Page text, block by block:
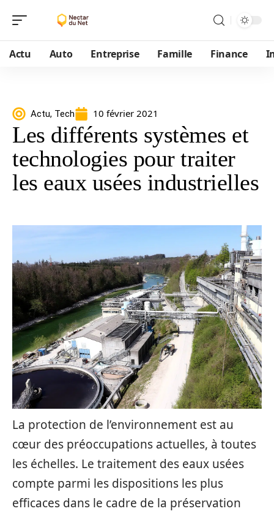
Actu Auto Entreprise Famille Finance
Actu, Tech 10 février 2021
Les différents systèmes et
technologies pour traiter
les eaux usées industrielles
La protection de l’environnement est au
cœur des préoccupations actuelles, à toutes
les échelles. Le traitement des eaux usées
compte parmi les dispositions les plus
efficaces dans le cadre de la préservation